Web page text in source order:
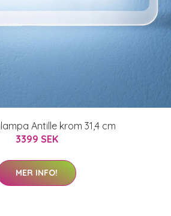
Antille krom 31,4 cm
3399 SEK
MER INFO!